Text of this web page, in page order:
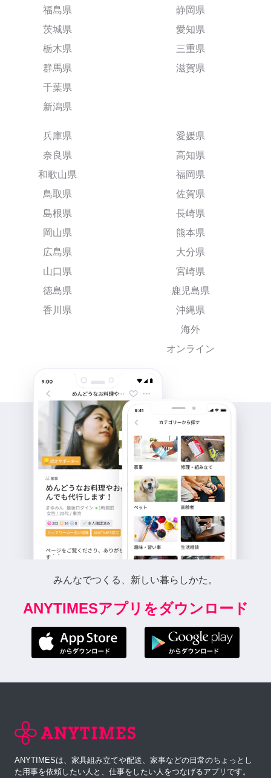
福島県
茨城県
栃木県
群馬県
千葉県
新潟県
静岡県
愛知県
三重県
滋賀県
兵庫県
奈良県
和歌山県
鳥取県
島根県
岡山県
広島県
山口県
徳島県
香川県
愛媛県
高知県
福岡県
佐賀県
長崎県
熊本県
大分県
宮崎県
鹿児島県
沖縄県
海外
オンライン
みんなでつくる、新しい暮らしかた。
ANYTIMESアプリをダウンロード
ANYTIMESは、家具組み立てや配送、家事などの日常のちょっとし
た用事を依頼したい人と、仕事をしたい人をつなげるアプリです。